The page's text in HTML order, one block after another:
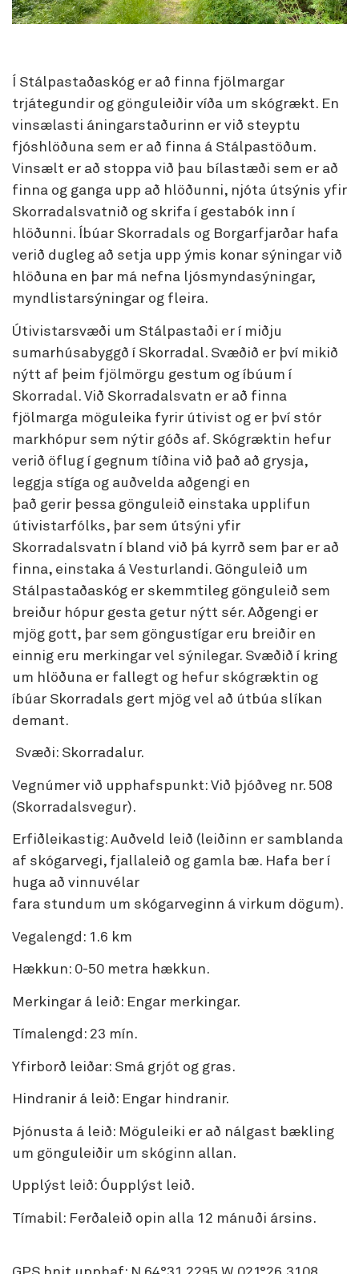
Í Stálpastaðaskóg er að finna fjölmargar
trjátegundir og gönguleiðir víða um skógrækt. En
vinsælasti áningarstaðurinn er við steyptu
fjóshlöðuna sem er að finna á Stálpastöðum.
Vinsælt er að stoppa við þau bílastæði sem er að
finna og ganga upp að hlöðunni, njóta útsýnis yfir
Skorradalsvatnið og skrifa í gestabók inn í
hlöðunni. Íbúar Skorradals og Borgarfjarðar hafa
verið dugleg að setja upp ýmis konar sýningar við
hlöðuna en þar má nefna ljósmyndasýningar,
myndlistarsýningar og fleira.
Útivistarsvæði um Stálpastaði er í miðju
sumarhúsabyggð í Skorradal. Svæðið er því mikið
nýtt af þeim fjölmörgu gestum og íbúum í
Skorradal. Við Skorradalsvatn er að finna
fjölmarga möguleika fyrir útivist og er því stór
markhópur sem nýtir góðs af. Skógræktin hefur
verið öflug í gegnum tíðina við það að grysja,
leggja stíga og auðvelda aðgengi en
það gerir þessa gönguleið einstaka upplifun
útivistarfólks, þar sem útsýni yfir
Skorradalsvatn í bland við þá kyrrð sem þar er að
finna, einstaka á Vesturlandi. Gönguleið um
Stálpastaðaskóg er skemmtileg gönguleið sem
breiður hópur gesta getur nýtt sér. Aðgengi er
mjög gott, þar sem göngustígar eru breiðir en
einnig eru merkingar vel sýnilegar. Svæðið í kring
um hlöðuna er fallegt og hefur skógræktin og
íbúar Skorradals gert mjög vel að útbúa slíkan
demant.
Svæði: Skorradalur.
Vegnúmer við upphafspunkt: Við þjóðveg nr. 508
(Skorradalsvegur).
Erfiðleikastig: Auðveld leið (leiðinn er samblanda
af skógarvegi, fjallaleið og gamla bæ. Hafa ber í
huga að vinnuvélar
fara stundum um skógarveginn á virkum dögum).
Vegalengd: 1.6 km
Hækkun: 0-50 metra hækkun.
Merkingar á leið: Engar merkingar.
Tímalengd: 23 mín.
Yfirborð leiðar: Smá grjót og gras.
Hindranir á leið: Engar hindranir.
Þjónusta á leið: Möguleiki er að nálgast bækling
um gönguleiðir um skóginn allan.
Upplýst leið: Óupplýst leið.
Tímabil: Ferðaleið opin alla 12 mánuði ársins.